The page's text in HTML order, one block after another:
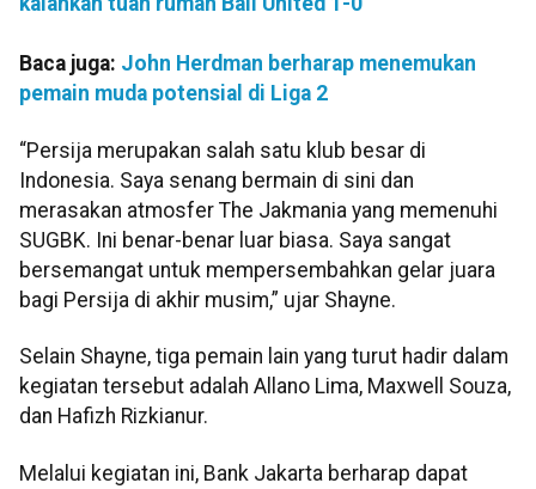
Baca juga: John Herdman berharap menemukan
pemain muda potensial di Liga 2
“Persija merupakan salah satu klub besar di
Indonesia. Saya senang bermain di sini dan
merasakan atmosfer The Jakmania yang memenuhi
SUGBK. Ini benar-benar luar biasa. Saya sangat
bersemangat untuk mempersembahkan gelar juara
bagi Persija di akhir musim,” ujar Shayne.
Selain Shayne, tiga pemain lain yang turut hadir dalam
kegiatan tersebut adalah Allano Lima, Maxwell Souza,
dan Hafizh Rizkianur.
Melalui kegiatan ini, Bank Jakarta berharap dapat